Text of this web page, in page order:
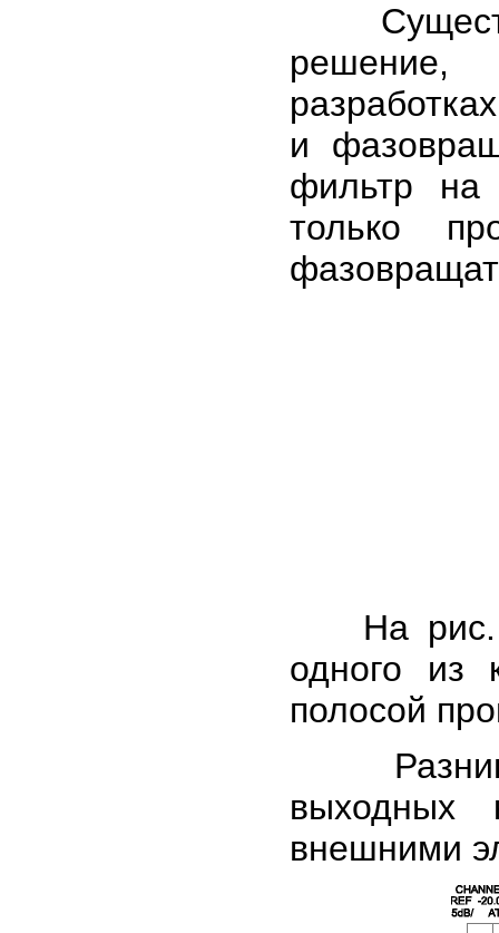
решение,
и
фильтр на
только
На рис.
одного из
полосой
Разница
выходных
внешними